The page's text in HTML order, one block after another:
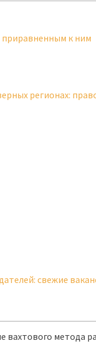
приравненным к ним
регионах:
свежие
вахтового метода